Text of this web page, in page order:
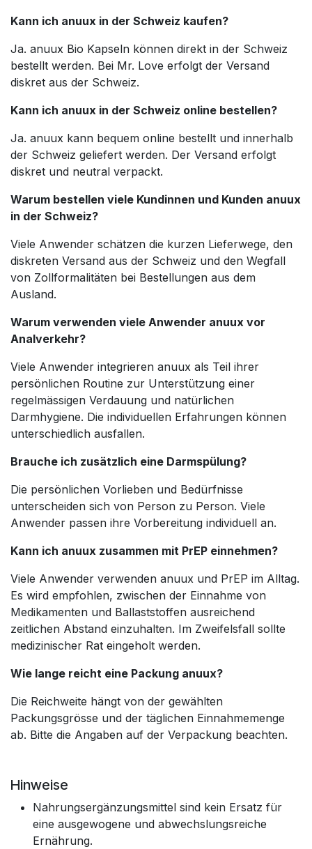
Kann ich anuux in der Schweiz kaufen?
Ja. anuux Bio Kapseln können direkt in der Schweiz
bestellt werden. Bei Mr. Love erfolgt der Versand
diskret aus der Schweiz.
Kann ich anuux in der Schweiz online bestellen?
Ja. anuux kann bequem online bestellt und innerhalb
der Schweiz geliefert werden. Der Versand erfolgt
diskret und neutral verpackt.
Warum bestellen viele Kundinnen und Kunden anuux
in der Schweiz?
Viele Anwender schätzen die kurzen Lieferwege, den
diskreten Versand aus der Schweiz und den Wegfall
von Zollformalitäten bei Bestellungen aus dem
Ausland.
Warum verwenden viele Anwender anuux vor
Analverkehr?
Viele Anwender integrieren anuux als Teil ihrer
persönlichen Routine zur Unterstützung einer
regelmässigen Verdauung und natürlichen
Darmhygiene. Die individuellen Erfahrungen können
unterschiedlich ausfallen.
Brauche ich zusätzlich eine Darmspülung?
Die persönlichen Vorlieben und Bedürfnisse
unterscheiden sich von Person zu Person. Viele
Anwender passen ihre Vorbereitung individuell an.
Kann ich anuux zusammen mit PrEP einnehmen?
Viele Anwender verwenden anuux und PrEP im Alltag.
Es wird empfohlen, zwischen der Einnahme von
Medikamenten und Ballaststoffen ausreichend
zeitlichen Abstand einzuhalten. Im Zweifelsfall sollte
medizinischer Rat eingeholt werden.
Wie lange reicht eine Packung anuux?
Die Reichweite hängt von der gewählten
Packungsgrösse und der täglichen Einnahmemenge
ab. Bitte die Angaben auf der Verpackung beachten.
Hinweise
Nahrungsergänzungsmittel sind kein Ersatz für
eine ausgewogene und abwechslungsreiche
Ernährung.